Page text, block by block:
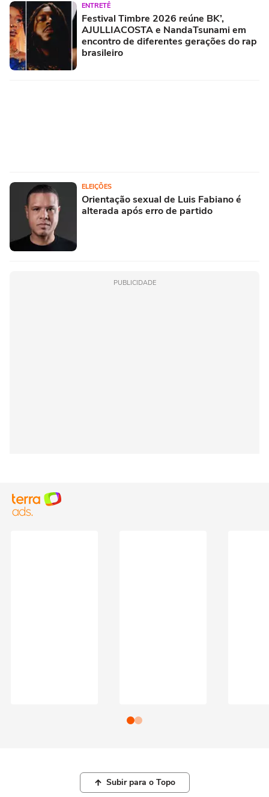
ENTRETÊ
Festival Timbre 2026 reúne BK’,
AJULLIACOSTA e NandaTsunami em
encontro de diferentes gerações do rap
brasileiro
ELEIÇÕES
Orientação sexual de Luis Fabiano é
alterada após erro de partido
PUBLICIDADE
Subir para o Topo